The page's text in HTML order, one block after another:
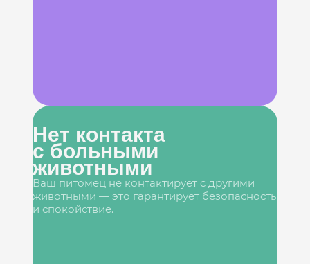
Нет контакта
с больными
животными
Ваш питомец не контактирует с другими
животными — это гарантирует безопасность
и спокойствие.